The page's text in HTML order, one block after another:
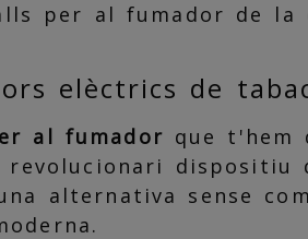
per al fumador de la
elèctrics de
al fumador que t'hem
revolucionari dispositiu
alternativa sense